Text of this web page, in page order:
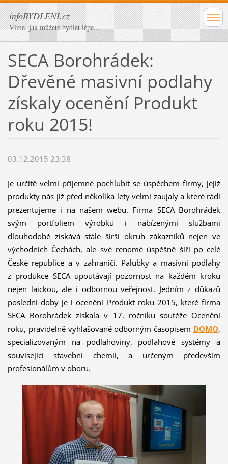
infoBYDLENI.cz
Víme, jak můžete bydlet lépe...
SECA Borohrádek:
Dřevěné masivní podlahy
získaly ocenění Produkt
roku 2015!
03.12.2015 23:38
Je určitě velmi příjemné pochlubit se úspěchem firmy, jejíž
produkty nás již před několika lety velmi zaujaly a které rádi
prezentujeme i na našem webu. Firma SECA Borohrádek
svým portfoliem výrobků i nabízenými službami
dlouhodobě získává stále širší okruh zákazníků nejen ve
východních Čechách, ale své renomé úspěšně šíří po celé
České republice a v zahraničí. Palubky a masivní podlahy
z produkce SECA upoutávají pozornost na každém kroku
nejen laickou, ale i odbornou veřejnost. Jedním z důkazů
poslední doby je i ocenění Produkt roku 2015, které firma
SECA Borohrádek získala v 17. ročníku soutěže Ocenění
roku, pravidelně vyhlašované odborným časopisem DOMO,
specializovaným na podlahoviny, podlahové systémy a
související stavební chemii, a určeným především
profesionálům v oboru.